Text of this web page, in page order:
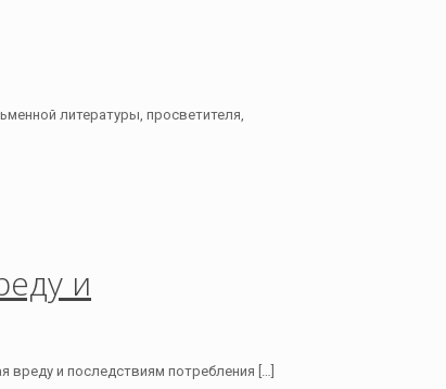
литературы, просветителя,
и
вреду и последствиям потребления